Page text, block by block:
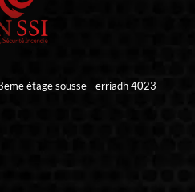
étage sousse - erriadh 4023